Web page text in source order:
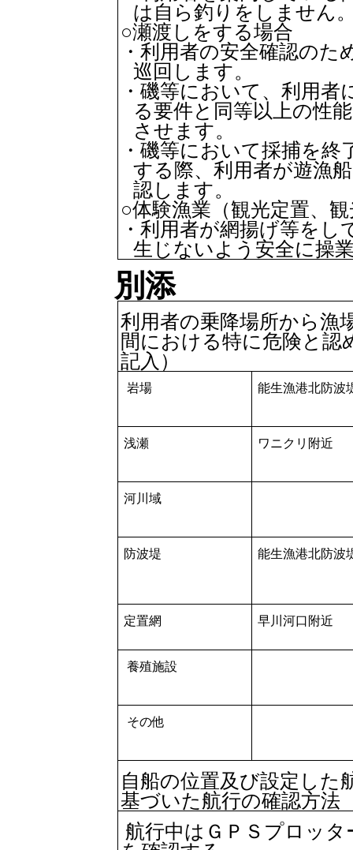
は自ら釣りをしません
○瀬渡しをする場合
・利用者の安全確認の
巡回します。
・磯等において、利用
る要件と同等以上の性
させます。
・磯等において採捕を
する際、利用者が遊漁
認します。
○体験漁業（観光定置、
・利用者が網揚げ等を
生じないよう安全に操
別添
利用者の乗降場所から漁
間における特に危険と認
記入）
岩場 能生漁港北防波
浅瀬 ワニクリ附近
河川域
防波堤 能生漁港北防波
定置網 早川河口附近
養殖施設
その他
自船の位置及び設定した
基づいた航行の確認方法
航行中はＧＰＳプロッ